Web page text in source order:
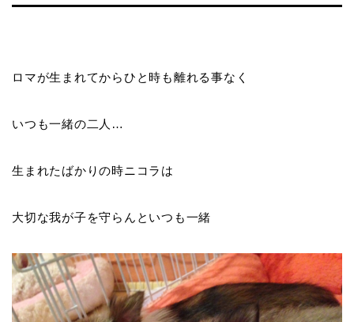
ロマが生まれてからひと時も離れる事なく
いつも一緒の二人…
生まれたばかりの時ニコラは
大切な我が子を守らんといつも一緒